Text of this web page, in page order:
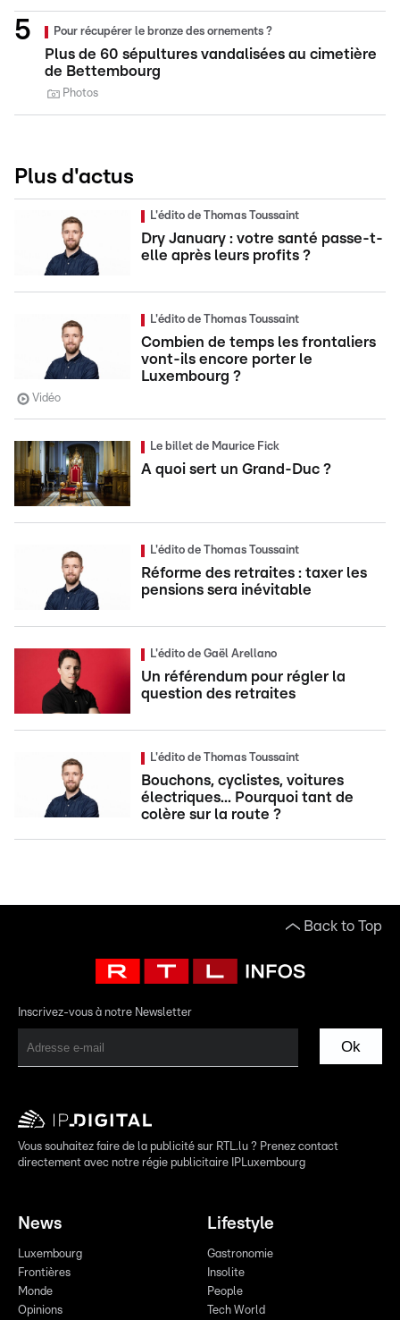
Pour récupérer le bronze des ornements ?
Plus de 60 sépultures vandalisées au cimetière
de Bettembourg
Photos
Plus d'actus
L'édito de Thomas Toussaint
Dry January : votre santé passe-t-
elle après leurs profits ?
L'édito de Thomas Toussaint
Combien de temps les frontaliers
vont-ils encore porter le
Luxembourg ?
Vidéo
Le billet de Maurice Fick
A quoi sert un Grand-Duc ?
L'édito de Thomas Toussaint
Réforme des retraites : taxer les
pensions sera inévitable
L'édito de Gaël Arellano
Un référendum pour régler la
question des retraites
L'édito de Thomas Toussaint
Bouchons, cyclistes, voitures
électriques... Pourquoi tant de
colère sur la route ?
Back to Top
Inscrivez-vous à notre Newsletter
Ok
Vous souhaitez faire de la publicité sur RTL.lu ? Prenez contact
directement avec notre régie publicitaire IPLuxembourg
News
Luxembourg
Frontières
Monde
Opinions
Lifestyle
Gastronomie
Insolite
People
Tech World